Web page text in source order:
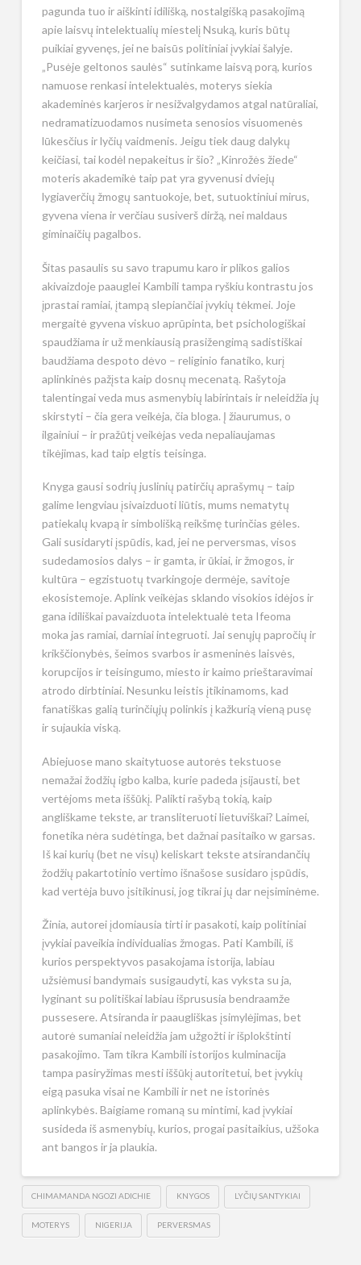
pagunda tuo ir aiškinti idilišką, nostalgišką pasakojimą
apie laisvų intelektualių miestelį Nsuką, kuris būtų
puikiai gyvenęs, jei ne baisūs politiniai įvykiai šalyje.
„Pusėje geltonos saulės“ sutinkame laisvą porą, kurios
namuose renkasi intelektualės, moterys siekia
akademinės karjeros ir nesižvalgydamos atgal natūraliai,
nedramatizuodamos nusimeta senosios visuomenės
lūkesčius ir lyčių vaidmenis. Jeigu tiek daug dalykų
keičiasi, tai kodėl nepakeitus ir šio? „Kinrožės žiede“
moteris akademikė taip pat yra gyvenusi dviejų
lygiaverčių žmogų santuokoje, bet, sutuoktiniui mirus,
gyvena viena ir verčiau susiverš diržą, nei maldaus
giminaičių pagalbos.
Šitas pasaulis su savo trapumu karo ir plikos galios
akivaizdoje paauglei Kambili tampa ryškiu kontrastu jos
įprastai ramiai, įtampą slepiančiai įvykių tėkmei. Joje
mergaitė gyvena viskuo aprūpinta, bet psichologiškai
spaudžiama ir už menkiausią prasižengimą sadistiškai
baudžiama despoto dėvo – religinio fanatiko, kurį
aplinkinės pažįsta kaip dosnų mecenatą. Rašytoja
talentingai veda mus asmenybių labirintais ir neleidžia jų
skirstyti – čia gera veikėja, čia bloga. Į žiaurumus, o
ilgainiui – ir pražūtį veikėjas veda nepaliaujamas
tikėjimas, kad taip elgtis teisinga.
Knyga gausi sodrių juslinių patirčių aprašymų – taip
galime lengviau įsivaizduoti liūtis, mums nematytų
patiekalų kvapą ir simbolišką reikšmę turinčias gėles.
Gali susidaryti įspūdis, kad, jei ne perversmas, visos
sudedamosios dalys – ir gamta, ir ūkiai, ir žmogos, ir
kultūra – egzistuotų tvarkingoje dermėje, savitoje
ekosistemoje. Aplink veikėjas sklando visokios idėjos ir
gana idiliškai pavaizduota intelektualė teta Ifeoma
moka jas ramiai, darniai integruoti. Jai senųjų papročių ir
krikščionybės, šeimos svarbos ir asmeninės laisvės,
korupcijos ir teisingumo, miesto ir kaimo prieštaravimai
atrodo dirbtiniai. Nesunku leistis įtikinamoms, kad
fanatiškas galią turinčiųjų polinkis į kažkurią vieną pusę
ir sujaukia viską.
Abiejuose mano skaitytuose autorės tekstuose
nemažai žodžių igbo kalba, kurie padeda įsijausti, bet
vertėjoms meta iššūkį. Palikti rašybą tokią, kaip
angliškame tekste, ar transliteruoti lietuviškai? Laimei,
fonetika nėra sudėtinga, bet dažnai pasitaiko w garsas.
Iš kai kurių (bet ne visų) keliskart tekste atsirandančių
žodžių pakartotinio vertimo išnašose susidaro įspūdis,
kad vertėja buvo įsitikinusi, jog tikrai jų dar neįsiminėme.
Žinia, autorei įdomiausia tirti ir pasakoti, kaip politiniai
įvykiai paveikia individualias žmogas. Pati Kambili, iš
kurios perspektyvos pasakojama istorija, labiau
užsiėmusi bandymais susigaudyti, kas vyksta su ja,
lyginant su politiškai labiau išprususia bendraamže
pussesere. Atsiranda ir paaugliškas įsimylėjimas, bet
autorė sumaniai neleidžia jam užgožti ir išplokštinti
pasakojimo. Tam tikra Kambili istorijos kulminacija
tampa pasiryžimas mesti iššūkį autoritetui, bet įvykių
eigą pasuka visai ne Kambili ir net ne istorinės
aplinkybės. Baigiame romaną su mintimi, kad įvykiai
susideda iš asmenybių, kurios, progai pasitaikius, užšoka
ant bangos ir ja plaukia.
CHIMAMANDA NGOZI ADICHIE KNYGOS LYČIŲ SANTYKIAI
MOTERYS NIGERIJA PERVERSMAS